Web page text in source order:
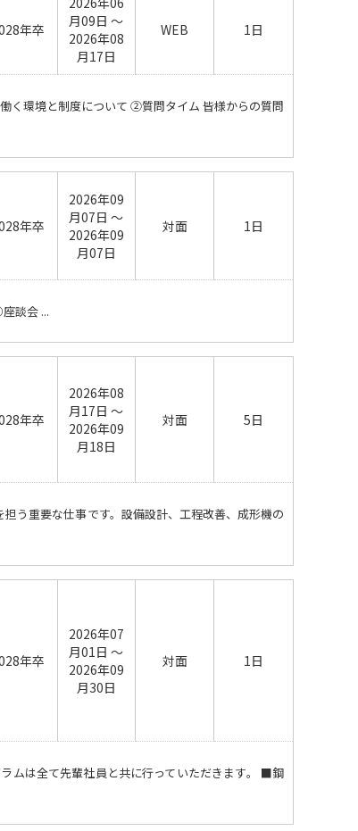
年卒
月09日 ～
2026年08
月17日
WEB 1日
く環境と制度について ②質問タイム 皆様からの質問
年卒
2026年09
月07日 ～
2026年09
月07日
対面 1日
談会 ...
年卒
2026年08
月17日 ～
2026年09
月18日
対面 5日
う重要な仕事です。設備設計、工程改善、成形機の
年卒
2026年07
月01日 ～
2026年09
月30日
対面 1日
ムは全て先輩社員と共に行っていただきます。 ■鋼